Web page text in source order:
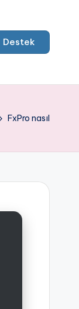
Destek
FxPro nasıl